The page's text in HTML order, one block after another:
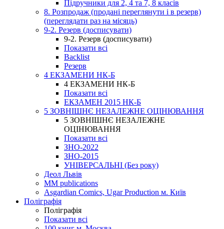
Підручники для 2, 4 та 7, 8 класів
8. Розпродаж (продані переглянути і в резерв)
(переглядати раз на місяць)
9-2. Резерв (досписувати)
9-2. Резерв (досписувати)
Показати всі
Backlist
Резерв
4 ЕКЗАМЕНИ НК-Б
4 ЕКЗАМЕНИ НК-Б
Показати всі
ЕКЗАМЕН 2015 НК-Б
5 ЗОВНІШНЄ НЕЗАЛЕЖНЕ ОЦІНЮВАННЯ
5 ЗОВНІШНЄ НЕЗАЛЕЖНЕ
ОЦІНЮВАННЯ
Показати всі
ЗНО-2022
ЗНО-2015
УНІВЕРСАЛЬНІ (Без року)
Деол Львів
MM publications
Asgardian Comics, Ugar Production м. Київ
Поліграфія
Поліграфія
Показати всі